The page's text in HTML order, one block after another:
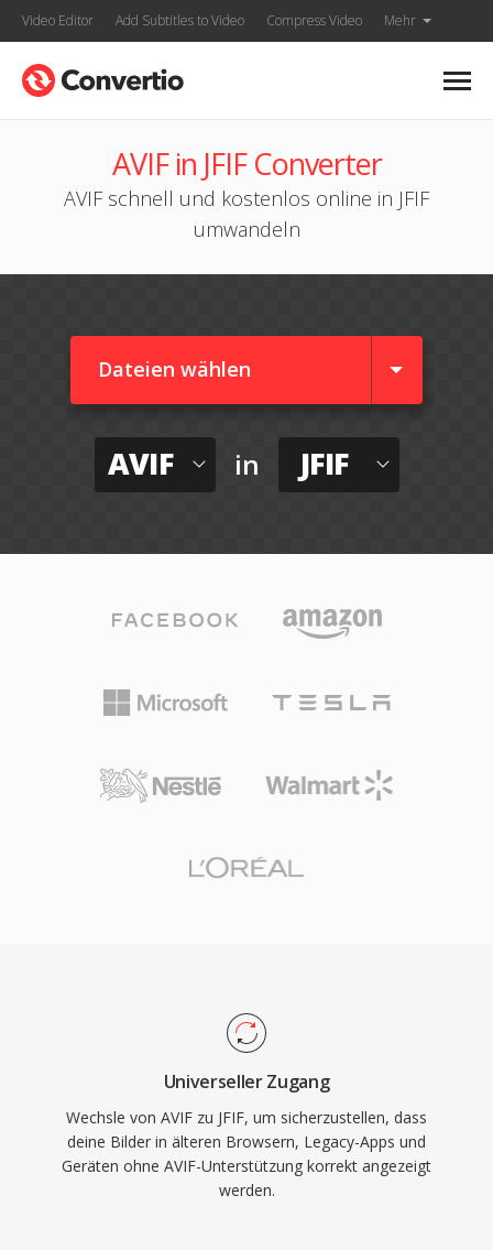
Video Editor Add Subtitles to Video Compress Video Mehr
AVIF in JFIF Converter
AVIF schnell und kostenlos online in JFIF
umwandeln
Dateien wählen
AVIF in JFIF
Universeller Zugang
Wechsle von AVIF zu JFIF, um sicherzustellen, dass
deine Bilder in älteren Browsern, Legacy-Apps und
Geräten ohne AVIF-Unterstützung korrekt angezeigt
werden.